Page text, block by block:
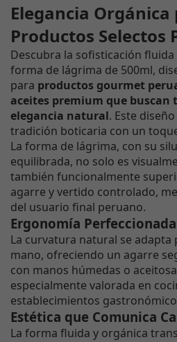
Elegancia Orgánica
Productos Selectos
Descubra la sofisticación
forma de lágrima de 500ml,
para productos gourmet
aceites premium que
elegancia natural. Este
tradición boticaria con un
La forma de lágrima, con su
equilibrada, no solo es
también funcionalmente
agarre y vertido controlado,
del usuario final peruano.
Ergonomía Perfeccionada
La curvatura natural se adapta
mano, ofreciendo un agarre
con manos húmedas o
especialmente valorada en
establecimientos
Estética que Comunica
La forma fluida y orgánica